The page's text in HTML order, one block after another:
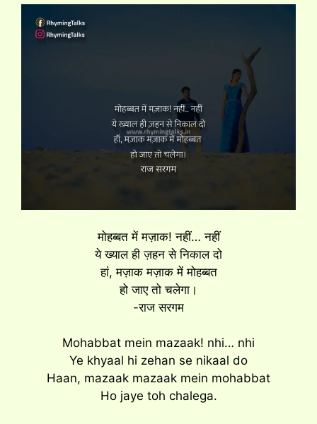
मोहब्बत में मज़ाक! नहीं… नहीं
ये ख्याल ही ज़हन से निकाल दो
हां, मज़ाक मज़ाक में मोहब्बत
हो जाए तो चलेगा।
-राज सरगम
Mohabbat mein mazaak! nhi… nhi
Ye khyaal hi zehan se nikaal do
Haan, mazaak mazaak mein mohabbat
Ho jaye toh chalega.